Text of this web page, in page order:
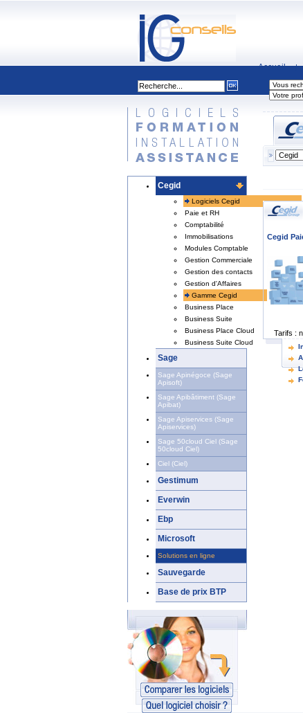
Accueil |
Cegid
Logiciels Cegid
Paie et RH
Comptabilité
Immobilisations
Modules Comptable
Gestion Commerciale
Gestion des contacts
Gestion d'Affaires
Gamme Cegid
Business Place
Business Suite
Business Place Cloud
Business Suite Cloud
Sage
Sage Apinégoce (Sage
Apisoft)
Sage Apibâtiment (Sage
Apibat)
Sage Apiservices (Sage
Apiservices)
Sage 50cloud Ciel (Sage
50cloud Ciel)
Ciel (Ciel)
Gestimum
Everwin
Ebp
Microsoft
Solutions en ligne
Sauvegarde
Base de prix BTP
Cegid
Tarifs :